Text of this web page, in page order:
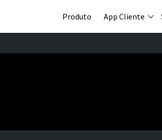
Produto App Cliente